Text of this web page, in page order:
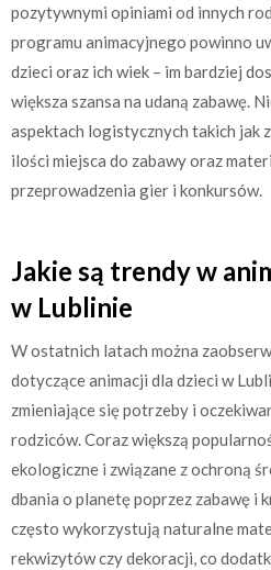
pozytywnymi opiniami od innych
programu animacyjnego powinno
dzieci oraz ich wiek – im bardziej
większa szansa na udaną zabawę.
aspektach logistycznych takich jak
ilości miejsca do zabawy oraz
przeprowadzenia gier i konkursów.
Jakie są trendy w
w Lublinie
W ostatnich latach można
dotyczące animacji dla dzieci w
zmieniające się potrzeby i
rodziców. Coraz większą
ekologiczne i związane z ochroną
dbania o planetę poprzez zabawę i
często wykorzystują naturalne
rekwizytów czy dekoracji, co